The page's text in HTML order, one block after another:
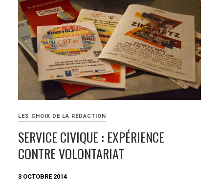
LES CHOIX DE LA RÉDACTION
SERVICE CIVIQUE : EXPÉRIENCE
CONTRE VOLONTARIAT
3 OCTOBRE 2014